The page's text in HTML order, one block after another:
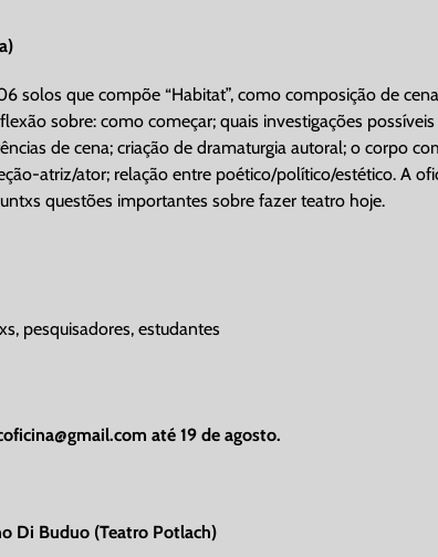
solos que compõe “Habitat”, como composição de
sobre: como começar; quais investigações
de cena; criação de dramaturgia autoral; o corpo
atriz/ator; relação entre poético/político/estético. A
questões importantes sobre fazer teatro hoje.
pesquisadores, estudantes
até 19 de agosto.
Di Buduo (Teatro Potlach)